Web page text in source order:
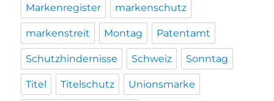
Markenregister markenschutz
markenstreit Montag Patentamt
Schutzhindernisse Schweiz Sonntag
Titel Titelschutz Unionsmarke